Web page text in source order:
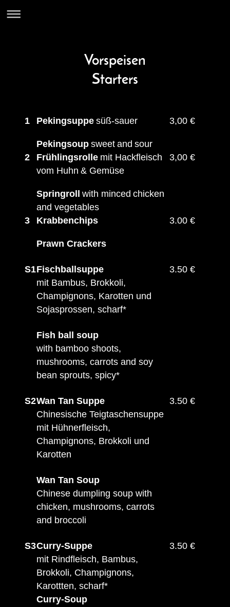
Vorspeisen
Starters
1 Pekingsuppe süß-sauer
Pekingsoup sweet and sour
3,00 €
2 Frühlingsrolle mit Hackfleisch
vom Huhn & Gemüse
Springroll with minced chicken
and vegetables
3,00 €
3 Krabbenchips
Prawn Crackers
3.00 €
S1Fischballsuppe
mit Bambus, Brokkoli,
Champignons, Karotten und
Sojasprossen, scharf*
Fish ball soup
with bamboo shoots,
mushrooms, carrots and soy
bean sprouts, spicy*
3.50 €
S2Wan Tan Suppe
Chinesische Teigtaschensuppe
mit Hühnerfleisch,
Champignons, Brokkoli und
Karotten
Wan Tan Soup
Chinese dumpling soup with
chicken, mushrooms, carrots
and broccoli
3.50 €
S3Curry-Suppe
mit Rindfleisch, Bambus,
Brokkoli, Champignons,
Karottten, scharf*
Curry-Soup
3.50 €